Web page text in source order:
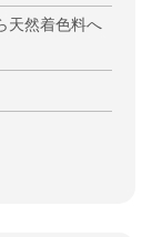
天然着色料へ